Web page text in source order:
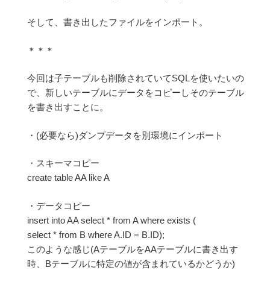
そして、書き出したファイルをインポート。
＊＊＊
今回は子テーブルも削除されていてSQLを使いたいの
で、新しいテーブルにデータをコピーしそのテーブル
を書き出すことに。
・(必要なら)ダンプデータを別環境にインポート
・スキーマコピー
create table AA like A
・データコピー
insert into AA select * from A where exists (
select * from B where A.ID = B.ID);
このような感じ(AテーブルをAAテーブルに書き出す
時、Bテーブルに特定の値が含まれているかどうか)